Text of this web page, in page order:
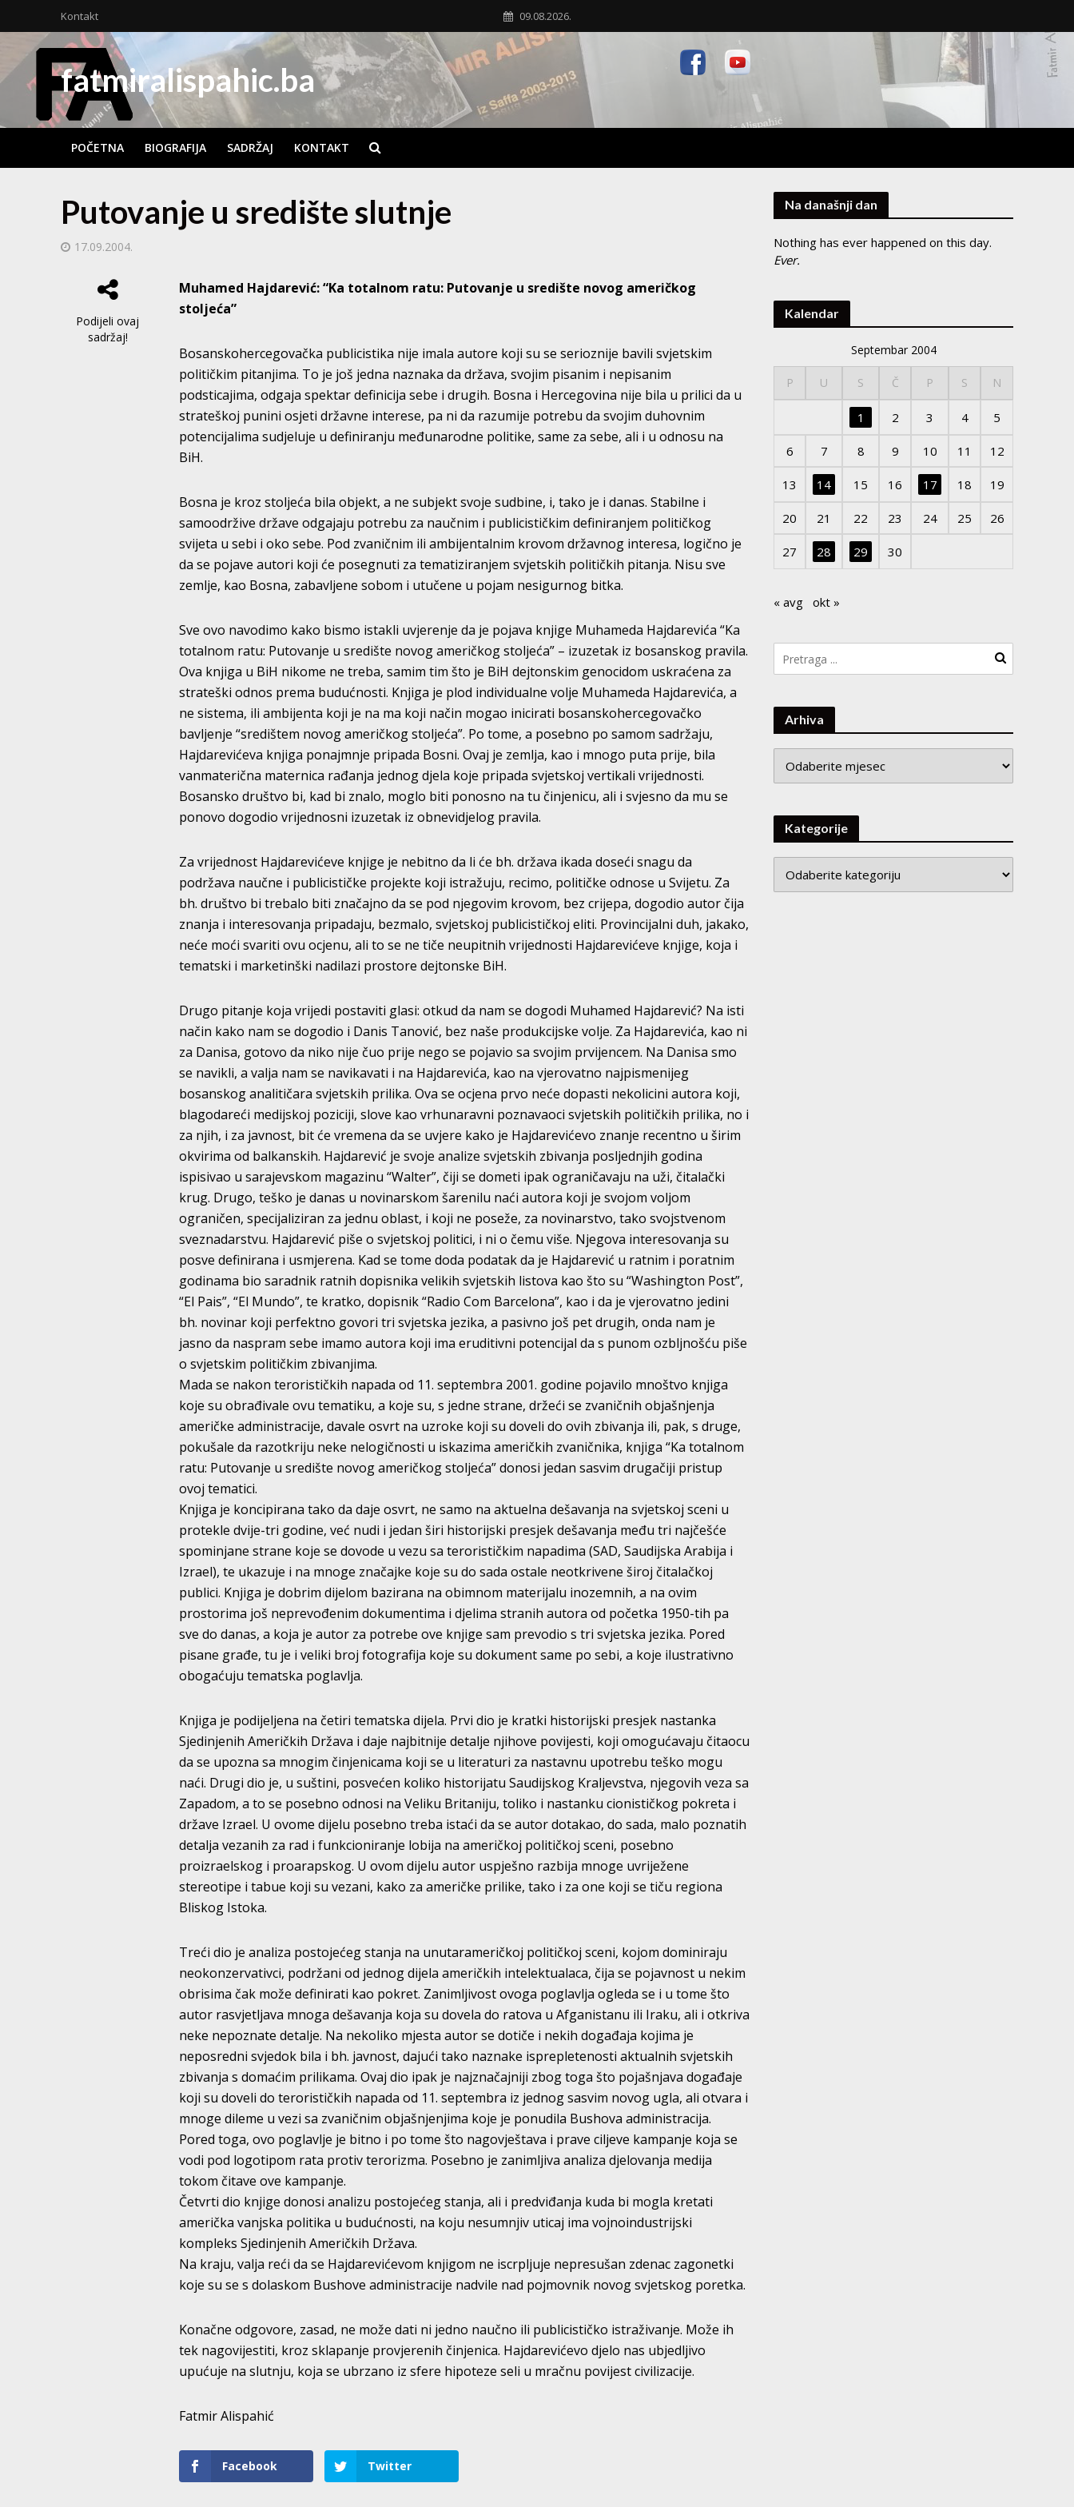
Kontakt 09.08.2026.
fatmiralispahic.ba
POČETNA BIOGRAFIJA SADRŽAJ KONTAKT
Putovanje u središte slutnje
17.09.2004.
Podijeli ovaj
sadržaj!
Muhamed Hajdarević: “Ka totalnom ratu: Putovanje u središte novog američkog
stoljeća”
Bosanskohercegovačka publicistika nije imala autore koji su se serioznije bavili svjetskim
političkim pitanjima. To je još jedna naznaka da država, svojim pisanim i nepisanim
podsticajima, odgaja spektar definicija sebe i drugih. Bosna i Hercegovina nije bila u prilici da u
strateškoj punini osjeti državne interese, pa ni da razumije potrebu da svojim duhovnim
potencijalima sudjeluje u definiranju međunarodne politike, same za sebe, ali i u odnosu na
BiH.
Bosna je kroz stoljeća bila objekt, a ne subjekt svoje sudbine, i, tako je i danas. Stabilne i
samoodržive države odgajaju potrebu za naučnim i publicističkim definiranjem političkog
svijeta u sebi i oko sebe. Pod zvaničnim ili ambijentalnim krovom državnog interesa, logično je
da se pojave autori koji će posegnuti za tematiziranjem svjetskih političkih pitanja. Nisu sve
zemlje, kao Bosna, zabavljene sobom i utučene u pojam nesigurnog bitka.
Sve ovo navodimo kako bismo istakli uvjerenje da je pojava knjige Muhameda Hajdarevića “Ka
totalnom ratu: Putovanje u središte novog američkog stoljeća” – izuzetak iz bosanskog pravila.
Ova knjiga u BiH nikome ne treba, samim tim što je BiH dejtonskim genocidom uskraćena za
strateški odnos prema budućnosti. Knjiga je plod individualne volje Muhameda Hajdarevića, a
ne sistema, ili ambijenta koji je na ma koji način mogao inicirati bosanskohercegovačko
bavljenje “središtem novog američkog stoljeća”. Po tome, a posebno po samom sadržaju,
Hajdarevićeva knjiga ponajmnje pripada Bosni. Ovaj je zemlja, kao i mnogo puta prije, bila
vanmaterična maternica rađanja jednog djela koje pripada svjetskoj vertikali vrijednosti.
Bosansko društvo bi, kad bi znalo, moglo biti ponosno na tu činjenicu, ali i svjesno da mu se
ponovo dogodio vrijednosni izuzetak iz obnevidjelog pravila.
Za vrijednost Hajdarevićeve knjige je nebitno da li će bh. država ikada doseći snagu da
podržava naučne i publicističke projekte koji istražuju, recimo, političke odnose u Svijetu. Za
bh. društvo bi trebalo biti značajno da se pod njegovim krovom, bez crijepa, dogodio autor čija
znanja i interesovanja pripadaju, bezmalo, svjetskoj publicističkoj eliti. Provincijalni duh, jakako,
neće moći svariti ovu ocjenu, ali to se ne tiče neupitnih vrijednosti Hajdarevićeve knjige, koja i
tematski i marketinški nadilazi prostore dejtonske BiH.
Drugo pitanje koja vrijedi postaviti glasi: otkud da nam se dogodi Muhamed Hajdarević? Na isti
način kako nam se dogodio i Danis Tanović, bez naše produkcijske volje. Za Hajdarevića, kao ni
za Danisa, gotovo da niko nije čuo prije nego se pojavio sa svojim prvijencem. Na Danisa smo
se navikli, a valja nam se navikavati i na Hajdarevića, kao na vjerovatno najpismenijeg
bosanskog analitičara svjetskih prilika. Ova se ocjena prvo neće dopasti nekolicini autora koji,
blagodareći medijskoj poziciji, slove kao vrhunaravni poznavaoci svjetskih političkih prilika, no i
za njih, i za javnost, bit će vremena da se uvjere kako je Hajdarevićevo znanje recentno u širim
okvirima od balkanskih. Hajdarević je svoje analize svjetskih zbivanja posljednjih godina
ispisivao u sarajevskom magazinu “Walter”, čiji se dometi ipak ograničavaju na uži, čitalački
krug. Drugo, teško je danas u novinarskom šarenilu naći autora koji je svojom voljom
ograničen, specijaliziran za jednu oblast, i koji ne poseže, za novinarstvo, tako svojstvenom
sveznadarstvu. Hajdarević piše o svjetskoj politici, i ni o čemu više. Njegova interesovanja su
posve definirana i usmjerena. Kad se tome doda podatak da je Hajdarević u ratnim i poratnim
godinama bio saradnik ratnih dopisnika velikih svjetskih listova kao što su “Washington Post”,
“El Pais”, “El Mundo”, te kratko, dopisnik “Radio Com Barcelona”, kao i da je vjerovatno jedini
bh. novinar koji perfektno govori tri svjetska jezika, a pasivno još pet drugih, onda nam je
jasno da naspram sebe imamo autora koji ima eruditivni potencijal da s punom ozbljnošću piše
o svjetskim političkim zbivanjima.
Mada se nakon terorističkih napada od 11. septembra 2001. godine pojavilo mnoštvo knjiga
koje su obrađivale ovu tematiku, a koje su, s jedne strane, držeći se zvaničnih objašnjenja
američke administracije, davale osvrt na uzroke koji su doveli do ovih zbivanja ili, pak, s druge,
pokušale da razotkriju neke nelogičnosti u iskazima američkih zvaničnika, knjiga “Ka totalnom
ratu: Putovanje u središte novog američkog stoljeća” donosi jedan sasvim drugačiji pristup
ovoj tematici.
Knjiga je koncipirana tako da daje osvrt, ne samo na aktuelna dešavanja na svjetskoj sceni u
protekle dvije-tri godine, već nudi i jedan širi historijski presjek dešavanja među tri najčešće
spominjane strane koje se dovode u vezu sa terorističkim napadima (SAD, Saudijska Arabija i
Izrael), te ukazuje i na mnoge značajke koje su do sada ostale neotkrivene široj čitalačkoj
publici. Knjiga je dobrim dijelom bazirana na obimnom materijalu inozemnih, a na ovim
prostorima još neprevođenim dokumentima i djelima stranih autora od početka 1950-tih pa
sve do danas, a koja je autor za potrebe ove knjige sam prevodio s tri svjetska jezika. Pored
pisane građe, tu je i veliki broj fotografija koje su dokument same po sebi, a koje ilustrativno
obogaćuju tematska poglavlja.
Knjiga je podijeljena na četiri tematska dijela. Prvi dio je kratki historijski presjek nastanka
Sjedinjenih Američkih Država i daje najbitnije detalje njihove povijesti, koji omogućavaju čitaocu
da se upozna sa mnogim činjenicama koji se u literaturi za nastavnu upotrebu teško mogu
naći. Drugi dio je, u suštini, posvećen koliko historijatu Saudijskog Kraljevstva, njegovih veza sa
Zapadom, a to se posebno odnosi na Veliku Britaniju, toliko i nastanku cionističkog pokreta i
države Izrael. U ovome dijelu posebno treba istaći da se autor dotakao, do sada, malo poznatih
detalja vezanih za rad i funkcioniranje lobija na američkoj političkoj sceni, posebno
proizraelskog i proarapskog. U ovom dijelu autor uspješno razbija mnoge uvriježene
stereotipe i tabue koji su vezani, kako za američke prilike, tako i za one koji se tiču regiona
Bliskog Istoka.
Treći dio je analiza postojećeg stanja na unutarameričkoj političkoj sceni, kojom dominiraju
neokonzervativci, podržani od jednog dijela američkih intelektualaca, čija se pojavnost u nekim
obrisima čak može definirati kao pokret. Zanimljivost ovoga poglavlja ogleda se i u tome što
autor rasvjetljava mnoga dešavanja koja su dovela do ratova u Afganistanu ili Iraku, ali i otkriva
neke nepoznate detalje. Na nekoliko mjesta autor se dotiče i nekih događaja kojima je
neposredni svjedok bila i bh. javnost, dajući tako naznake isprepletenosti aktualnih svjetskih
zbivanja s domaćim prilikama. Ovaj dio ipak je najznačajniji zbog toga što pojašnjava događaje
koji su doveli do terorističkih napada od 11. septembra iz jednog sasvim novog ugla, ali otvara i
mnoge dileme u vezi sa zvaničnim objašnjenjima koje je ponudila Bushova administracija.
Pored toga, ovo poglavlje je bitno i po tome što nagovještava i prave ciljeve kampanje koja se
vodi pod logotipom rata protiv terorizma. Posebno je zanimljiva analiza djelovanja medija
tokom čitave ove kampanje.
Četvrti dio knjige donosi analizu postojećeg stanja, ali i predviđanja kuda bi mogla kretati
američka vanjska politika u budućnosti, na koju nesumnjiv uticaj ima vojnoindustrijski
kompleks Sjedinjenih Američkih Država.
Na kraju, valja reći da se Hajdarevićevom knjigom ne iscrpljuje nepresušan zdenac zagonetki
koje su se s dolaskom Bushove administracije nadvile nad pojmovnik novog svjetskog poretka.
Konačne odgovore, zasad, ne može dati ni jedno naučno ili publicističko istraživanje. Može ih
tek nagovijestiti, kroz sklapanje provjerenih činjenica. Hajdarevićevo djelo nas ubjedljivo
upućuje na slutnju, koja se ubrzano iz sfere hipoteze seli u mračnu povijest civilizacije.
Fatmir Alispahić
Facebook Twitter
Na današnji dan
Nothing has ever happened on this day.
Ever.
Kalendar
Septembar 2004
P U S Č P S N
1 2 3 4 5
6 7 8 9 10 11 12
13 14 15 16 17 18 19
20 21 22 23 24 25 26
27 28 29 30
« avg okt »
Arhiva
Kategorije